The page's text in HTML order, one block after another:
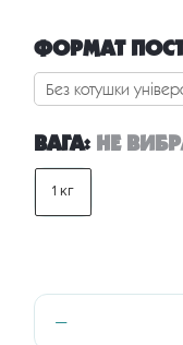
ФОРМАТ
Без котушки
ВАГА: НЕ
1 кг
−